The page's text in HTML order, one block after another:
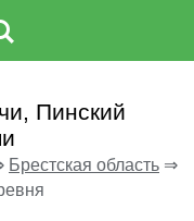
Пинский
Брестская область ⇒